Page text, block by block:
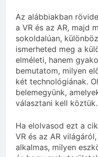
Az alábbiakban
a VR és az AR, majd
sokoldalúan,
ismerheted meg a
elméleti, hanem
bemutatom, milyen
két technológiának.
belemegyünk,
választani kell köztük.
Ha elolvasod ezt a
VR és az AR
alkalmas, milyen